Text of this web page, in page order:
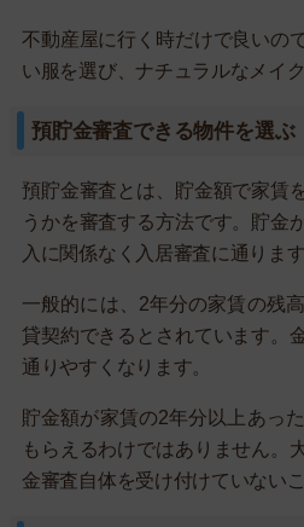
不動産屋に行く時だけで良いの
い服を選び、ナチュラルなメイ
預貯金審査できる物件を選ぶ
預貯金審査とは、貯金額で家賃
うかを審査する方法です。貯金
入に関係なく入居審査に通ります
一般的には、2年分の家賃の残
貸契約できるとされています。
通りやすくなります。
貯金額が家賃の2年分以上あっ
もらえるわけではありません。
金審査自体を受け付けていない